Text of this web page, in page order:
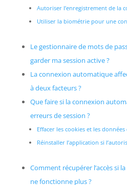
Autoriser l’enregistrement de la
Utiliser la biométrie pour une
Le gestionnaire de mots de
garder ma session active ?
La connexion automatique
à deux facteurs ?
Que faire si la connexion
erreurs de session ?
Effacer les cookies et les
Réinstaller l’application si
Comment récupérer l’accès si
ne fonctionne plus ?